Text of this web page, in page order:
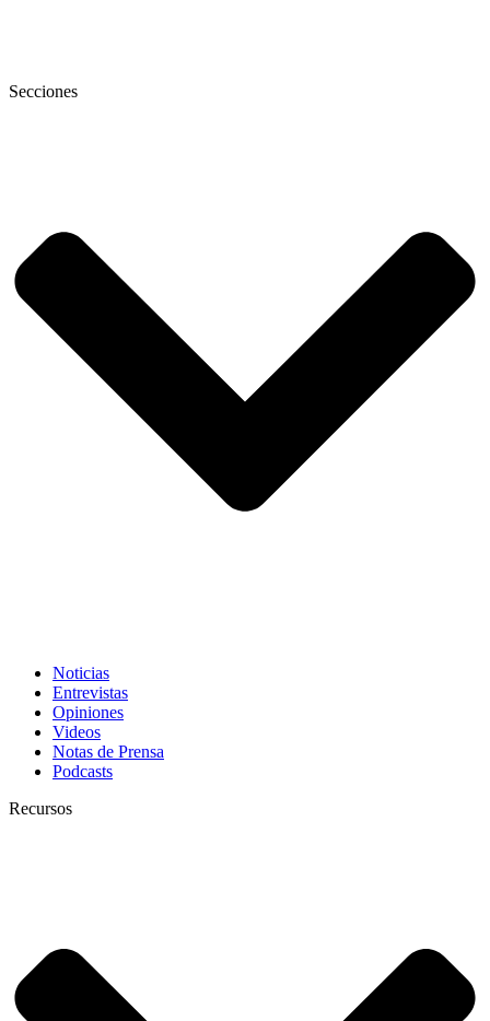
Secciones
Noticias
Entrevistas
Opiniones
Videos
Notas de Prensa
Podcasts
Recursos